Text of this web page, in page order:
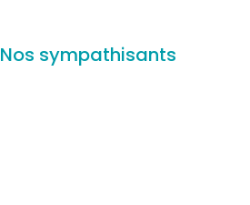
Nos sympathisants